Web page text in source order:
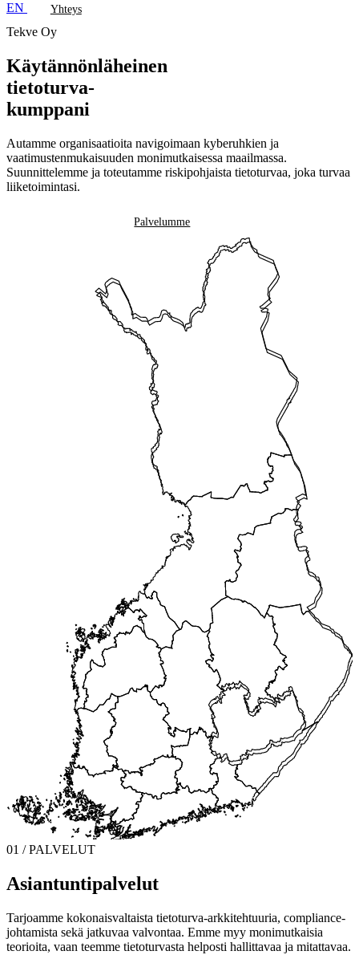
EN
Yhteys
Tekve Oy
Käytännönläheinen
tietoturva-
kumppani
Autamme organisaatioita navigoimaan kyberuhkien ja
vaatimustenmukaisuuden monimutkaisessa maailmassa.
Suunnittelemme ja toteutamme riskipohjaista tietoturvaa, joka turvaa
liiketoimintasi.
Palvelumme
01 / PALVELUT
Asiantuntipalvelut
Tarjoamme kokonaisvaltaista tietoturva-arkkitehtuuria, compliance-
johtamista sekä jatkuvaa valvontaa. Emme myy monimutkaisia
teorioita, vaan teemme tietoturvasta helposti hallittavaa ja mitattavaa.